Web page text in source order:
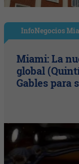
InfoNegocios
Miami: La
global
Gables para